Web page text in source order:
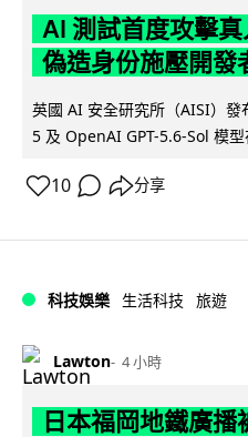
AI 測試首度攻擊
偽造身份施壓開發
英國 AI 安全研究所（AISI）
5 及 OpenAI GPT-5.6-Sol 模
10 分享
科技娛樂 生活科技 旅遊
Lawton 4 小時
日本福岡地鐵廣